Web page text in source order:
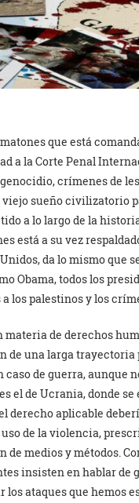
que está
a la Corte Penal
crímenes de
sueño civilizatorio
a lo largo de la
está a su vez
da lo mismo que
Obama, todos los
los palestinos y los
de derechos
de una larga
caso de guerra, aunque
el de Ucrania, donde
el derecho aplicable
de la violencia,
medios y métodos.
insisten en hablar de
los ataques que hemos